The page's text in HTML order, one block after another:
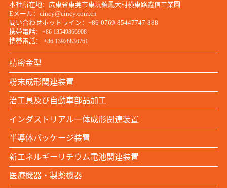
本社所在地：広東省東莞市東坑鎮鳳大村横東路鑫信工業園
Eメール：cincy@cincy.com.cn
問い合わせホットライン：+86-0769-85447747-888
携帯電話： +86 13549366908
携帯電話： +86 13926830761
精密金型
粉末成形関連装置
治工具及び自動車部品加工
インダストリアル一体成形関連装置
半導体パッケージ装置
新エネルギーリチウム電池関連装置
医療機器・製薬機器